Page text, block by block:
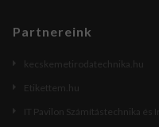
Partnereink
kecskemetirodatechnika.hu
Etikettem.hu
IT Pavilon Számítástechnika és